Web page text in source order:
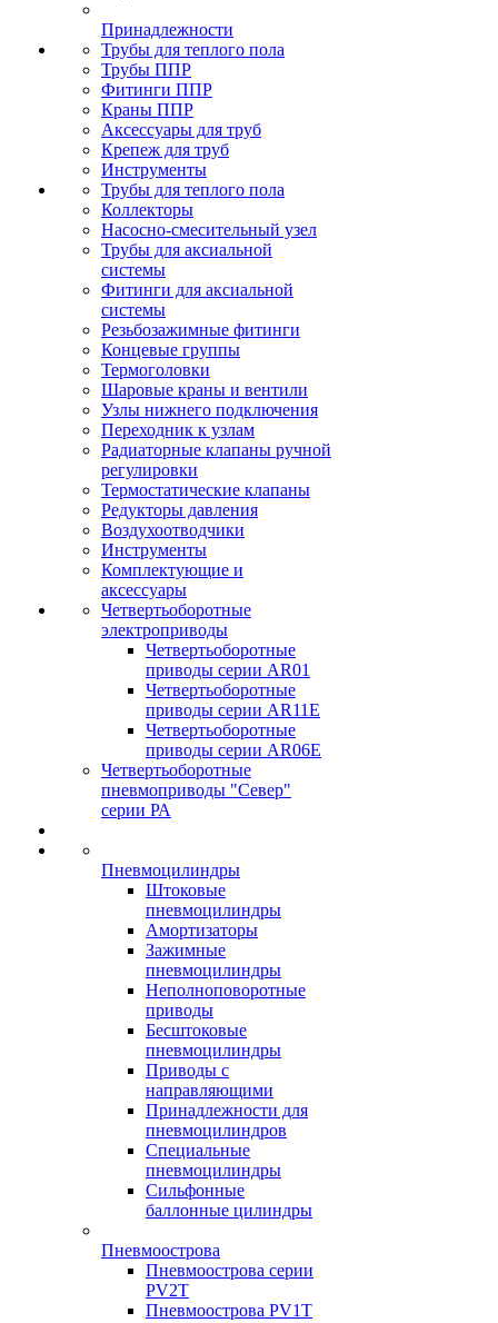
Принадлежности
Трубы для теплого пола
Трубы ППР
Фитинги ППР
Краны ППР
Аксессуары для труб
Крепеж для труб
Инструменты
Трубы для теплого пола
Коллекторы
Насосно-смесительный узел
Трубы для аксиальной
системы
Фитинги для аксиальной
системы
Резьбозажимные фитинги
Концевые группы
Термоголовки
Шаровые краны и вентили
Узлы нижнего подключения
Переходник к узлам
Радиаторные клапаны ручной
регулировки
Термостатические клапаны
Редукторы давления
Воздухоотводчики
Инструменты
Комплектующие и
аксессуары
Четвертьоборотные
электроприводы
Четвертьоборотные
приводы серии AR01
Четвертьоборотные
приводы серии AR11E
Четвертьоборотные
приводы серии AR06E
Четвертьоборотные
пневмоприводы "Север"
серии РА
Пневмоцилиндры
Штоковые
пневмоцилиндры
Амортизаторы
Зажимные
пневмоцилиндры
Неполноповоротные
приводы
Бесштоковые
пневмоцилиндры
Приводы с
направляющими
Принадлежности для
пневмоцилиндров
Специальные
пневмоцилиндры
Сильфонные
баллонные цилиндры
Пневмоострова
Пневмоострова серии
PV2T
Пневмоострова PV1T